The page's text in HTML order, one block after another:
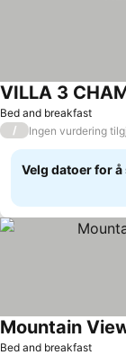
Bed and breakfast
VILLA 3
/ Ingen vurdering
Velg datoer for
Bed and breakfast
Mountain